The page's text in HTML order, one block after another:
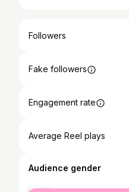
Followers
Fake followers
Engagement rate
Average Reel plays
Audience gender